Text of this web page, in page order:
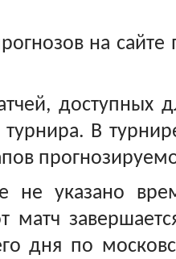
на
доступных
В
не указано
матч
дня по